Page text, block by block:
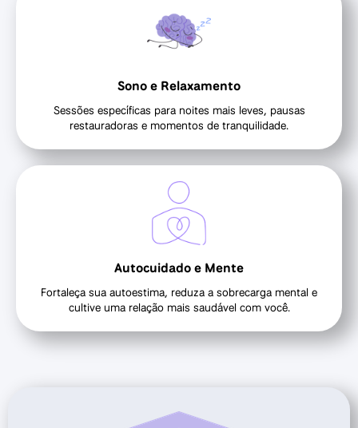
Sono e Relaxamento
Sessões específicas para noites mais leves, pausas
restauradoras e momentos de tranquilidade.
Autocuidado e Mente
Fortaleça sua autoestima, reduza a sobrecarga mental e
cultive uma relação mais saudável com você.